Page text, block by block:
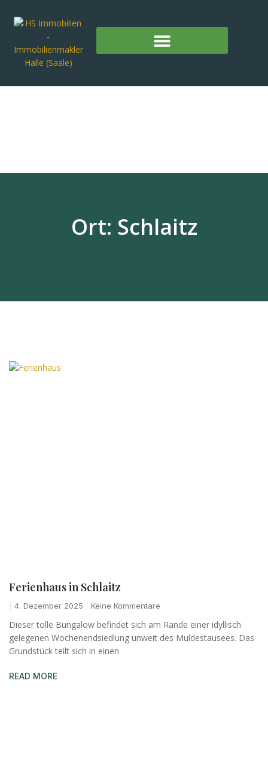
Ort: Schlaitz
Ferienhaus in Schlaitz
4. Dezember 2025 Keine Kommentare
Dieser tolle Bungalow befindet sich am Rande einer idyllisch
gelegenen Wochenendsiedlung unweit des Muldestausees. Das
Grundstück teilt sich in einen
READ MORE